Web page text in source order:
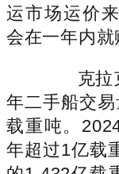
运市场运价
会在一年内就
克拉克
年二手船交
载重吨。
年超过1亿载